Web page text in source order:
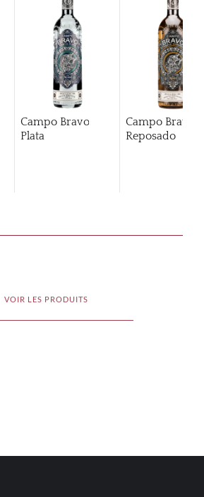
Campo Bravo
Plata
Campo Bravo
Reposado
VOIR LES PRODUITS